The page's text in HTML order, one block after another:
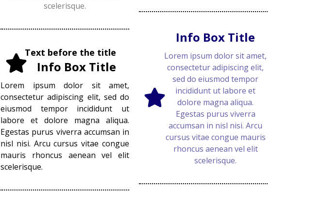
scelerisque.
Text before the title
Info Box Title
Lorem ipsum dolor sit amet,
consectetur adipiscing elit, sed do
eiusmod tempor incididunt ut
labore et dolore magna aliqua.
Egestas purus viverra accumsan in
nisl nisi. Arcu cursus vitae congue
mauris rhoncus aenean vel elit
scelerisque.
Info Box Title
Lorem ipsum dolor sit amet,
consectetur adipiscing elit,
sed do eiusmod tempor
incididunt ut labore et
dolore magna aliqua.
Egestas purus viverra
accumsan in nisl nisi. Arcu
cursus vitae congue mauris
rhoncus aenean vel elit
scelerisque.